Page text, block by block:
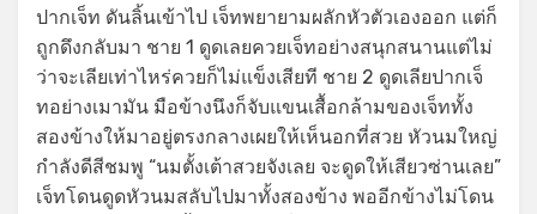
ปากเจ็ท ดันลิ้นเข้าไป เจ็ทพยายามผลักหัวตัวเองออก แต่ก็
ถูกดึงกลับมา ชาย 1 ดูดเลยควยเจ็ทอย่างสนุกสนานแต่ไม่
ว่าจะเลียเท่าไหร่ควยก็ไม่แข็งเสียที ชาย 2 ดูดเลียปากเจ็
ทอย่างเมามัน มือข้างนึงก็จับแขนเสื้อกล้ามของเจ็ททั้ง
สองข้างให้มาอยู่ตรงกลางเผยให้เห็นอกที่สวย หัวนมใหญ่
กำลังดีสีชมพู “นมตั้งเต้าสวยจังเลย จะดูดให้เสียวซ่านเลย”
เจ็ทโดนดูดหัวนมสลับไปมาทั้งสองข้าง พออีกข้างไม่โดน